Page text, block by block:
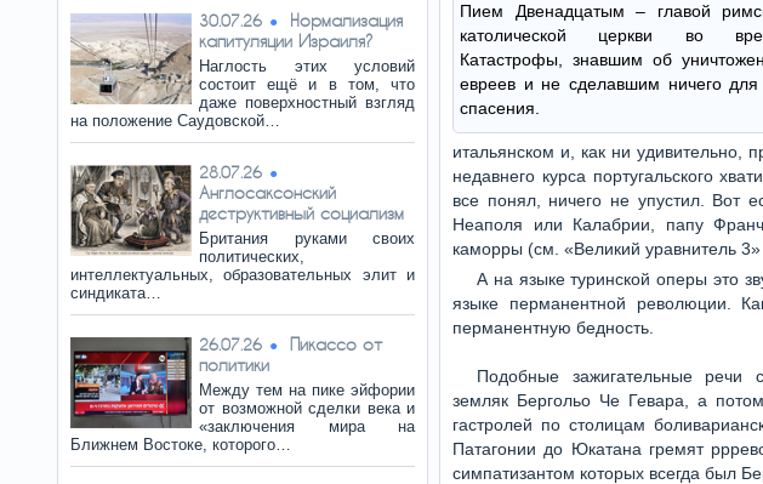
30.07.26
Нормализация
капитуляции Израиля?
Наглость этих условий
состоит ещё и в том, что
даже поверхностный взгляд
на положение Саудовской…
28.07.26
Англосаксонский
деструктивный социализм
Британия руками своих
политических,
интеллектуальных, образовательных элит и
синдиката…
26.07.26
Пикассо от
политики
Между тем на пике эйфории
от возможной сделки века и
«заключения мира на
Ближнем Востоке, которого…
Пием Двенадцатым – главой
католической церкви во
Катастрофы, знавшим об
евреев и не сделавшим ничего для
спасения.
итальянском и, как ни удивительно,
недавнего курса португальского
все понял, ничего не упустил. Вот
Неаполя или Калабрии, папу
каморры (см. «Великий уравнитель 3»
А на языке туринской оперы это
языке перманентной революции.
перманентную бедность.
Подобные зажигательные речи
земляк Бергольо Че Гевара, а
гастролей по столицам
Патагонии до Юкатана гремят
симпатизантом которых всегда был